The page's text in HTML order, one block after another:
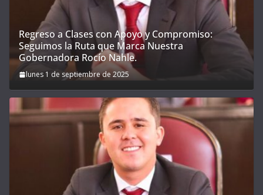
Regreso a Clases con Apoyo y Compromiso:
Seguimos la Ruta que Marca Nuestra
Gobernadora Rocío Nahle.
lunes 1 de septiembre de 2025